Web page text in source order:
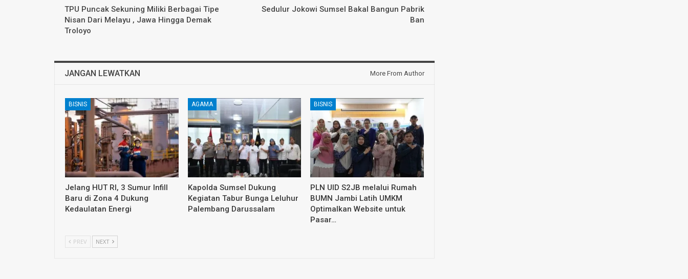
TPU Puncak Sekuning Miliki Berbagai Tipe
Nisan Dari Melayu , Jawa Hingga Demak
Troloyo
Sedulur Jokowi Sumsel Bakal Bangun Pabrik
Ban
JANGAN LEWATKAN More From Author
BISNIS
Jelang HUT RI, 3 Sumur Infill
Baru di Zona 4 Dukung
Kedaulatan Energi
AGAMA
Kapolda Sumsel Dukung
Kegiatan Tabur Bunga Leluhur
Palembang Darussalam
BISNIS
PLN UID S2JB melalui Rumah
BUMN Jambi Latih UMKM
Optimalkan Website untuk
Pasar…
PREV NEXT